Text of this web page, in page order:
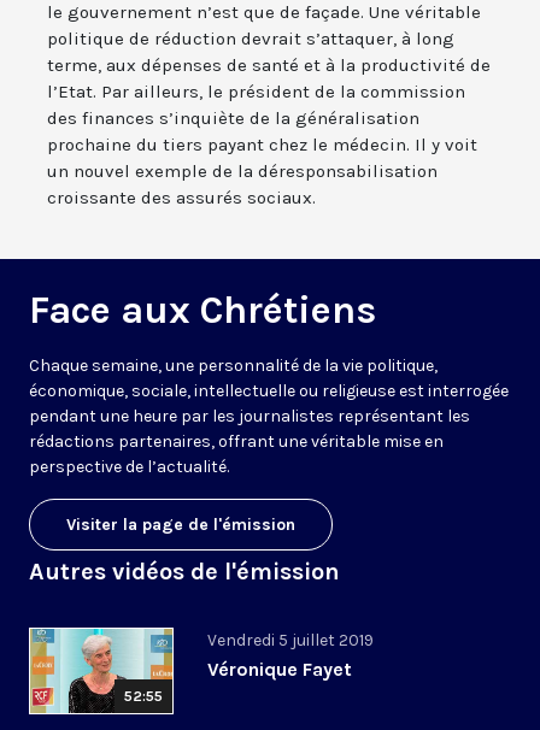
le gouvernement n’est que de façade. Une véritable
politique de réduction devrait s’attaquer, à long
terme, aux dépenses de santé et à la productivité de
l’Etat. Par ailleurs, le président de la commission
des finances s’inquiète de la généralisation
prochaine du tiers payant chez le médecin. Il y voit
un nouvel exemple de la déresponsabilisation
croissante des assurés sociaux.
Face aux Chrétiens
Chaque semaine, une personnalité de la vie politique,
économique, sociale, intellectuelle ou religieuse est interrogée
pendant une heure par les journalistes représentant les
rédactions partenaires, offrant une véritable mise en
perspective de l’actualité.
Visiter la page de l'émission
Autres vidéos de l'émission
52:55
Vendredi 5 juillet 2019
Véronique Fayet